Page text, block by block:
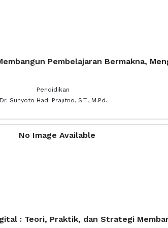
Pembelajaran Bermakna,
Pendidikan
Dr. Sunyoto Hadi Prajitno, S.T., M.Pd.
: Teori, Praktik, dan Strategi